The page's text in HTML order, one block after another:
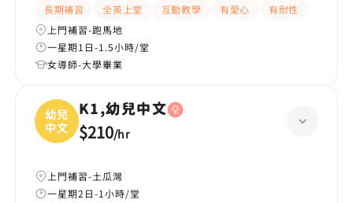
長期補習 全英上堂 互動教學 有愛心
有耐性
上門補習-跑馬地
一星期1日-1.5小時/堂
女導師-大學畢業
幼兒
中文
K1,幼兒中文
$210/hr
上門補習-土瓜灣
一星期2日-1小時/堂